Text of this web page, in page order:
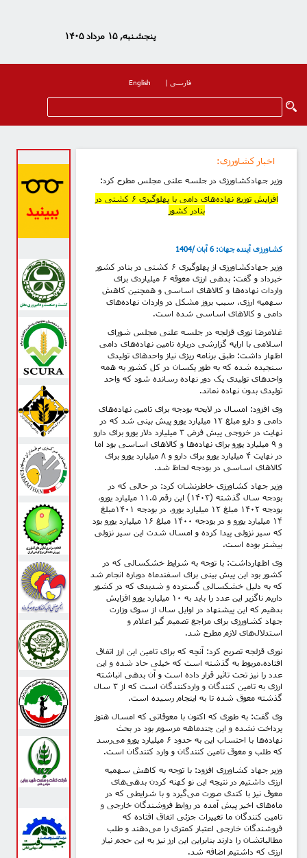
پنجشنبه, ۱۵ مرداد ۱۴۰۵
فارسی |
English
اخبار کشاورزی:
وزیر جهادکشاورزی در جلسه علنی مجلس مطرح کرد:
افزایش توزیع نهاده‌های دامی با پهلوگیری ۶ کشتی در
بنادر کشور
کشاورزی آینده جهان: 6 آبان /1404
وزیر جهادکشاورزی از پهلوگیری ۶ کشتی در بنادر کشور
خبرداد و گفت: بدهی ارزی معوقه ۶ میلیاردی برای
واردات نهاده‌ها و کالاهای اساسی و همچنین کاهش
سهمیه ارزی، سبب بروز مشکل در واردات نهاده‌های
دامی و کالاهای اساسی شده است.
غلامرضا نوری قزلجه در جلسه علنی مجلس شورای
اسلامی با ارایه گزارشی درباره تامین نهاده‌های دامی
اظهار داشت: طبق برنامه ریزی نیاز واحدهای تولیدی
سنجیده شده که به طور یکسان در کل کشور به همه
واحدهای تولیدی یک دور نهاده رسانده شود که واحد
تولیدی بدون نهاده نماند.
وی افزود: امسال در لایحه بودجه برای تامین نهاده‌های
دامی و دارو مبلغ ۱۲ میلیارد یورو پیش بینی شد که در
نهایت در خروجی پیش فرض ۳ میلیارد دلار یورو برای دارو
و ۹ میلیارد یورو برای نهاده‌ها و کالاهای اساسی بود اما
در نهایت ۴ میلیارد یورو برای دارو و ۸ میلیارد یورو برای
کالاهای اساسی در بودجه لحاظ شد.
وزیر جهاد کشاورزی خاطرنشان کرد: در حالی که در
بودجه سال گذشته (۱۴۰۳) این رقم ۱۱.۵ میلیارد یورو،
بودجه ۱۴۰۲ مبلغ ۱۲ میلیارد یورو، در بودجه ۱۴۰۱مبلغ
۱۴ میلیارد یورو و در بودجه ۱۴۰۰ مبلغ ۱۶ میلیارد یورو بود
که سیر نزولی پیدا کرده و امسال شدت این سیر نزولی
بیشتر بوده است.
وی اظهارداشت: با توجه به شرایط خشکسالی که در
کشور بود این پیش بینی برای اسفندماه دوباره انجام شد
که به دلیل خشکسالی گسترده و شدیدی که در کشور
داریم ناگزیر این عدد را باید به ۱۰ میلیارد یورو افزایش
بدهیم که این پیشنهاد در اوایل سال از سوی وزارت
جهاد کشاورزی برای مراجع تصمیم گیر اعلام و
استدلال‌های لازم مطرح شد.
نوری قزلجه تصریح کرد: آنچه که برای تامین این ارز اتفاق
افتاده،مربوط به گذشته است که خیلی حاد شده و این
عدد را نیز تحت تاثیر قرار داده است و آن بدهی انباشته
ارزی به تامین کنندگان و واردکنندگان است که از ۳ سال
گذشته معوق شده تا به اینجام رسیده است.
وی گفت: به طوری که اکنون با معوقاتی که امسال هنوز
پرداخت نشده و این چندماهه مرسوم بود در بحث
نهاده‌ها با احتساب این به حدود ۶ میلیارد یورو می‌رسد
که طلب و معوق تامین کنندگان و وارد کنندگان است.
وزیر جهاد کشاورزی افزود: با توجه به کاهش سهمیه
ارزی داشتیم در نتیجه این نو کهنه کردن بدهی‌های
معوق نیز با کندی صورت می‌گیرد و با شرایطی که در
ماه‌های اخیر پیش آمده در روابط فروشندگان خارجی و
تامین کنندگان ما تغییرات جزئی اتفاق افتاده که
فروشندگان خارجی اعتبار کمتری را می‌دهند و طلب
مطالباتشان را دارند بنابراین این ارز نیز به این حجم نیاز
ارزی که داشتیم اضافه شد.